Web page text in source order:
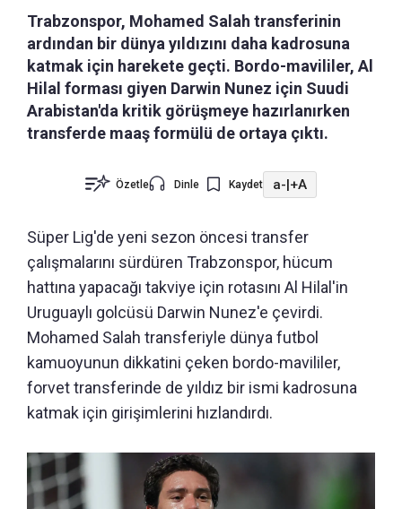
Trabzonspor, Mohamed Salah transferinin
ardından bir dünya yıldızını daha kadrosuna
katmak için harekete geçti. Bordo-mavililer, Al
Hilal forması giyen Darwin Nunez için Suudi
Arabistan'da kritik görüşmeye hazırlanırken
transferde maaş formülü de ortaya çıktı.
Özetle Dinle Kaydet a-|+A
Süper Lig'de yeni sezon öncesi transfer
çalışmalarını sürdüren Trabzonspor, hücum
hattına yapacağı takviye için rotasını Al Hilal'in
Uruguaylı golcüsü Darwin Nunez'e çevirdi.
Mohamed Salah transferiyle dünya futbol
kamuoyunun dikkatini çeken bordo-mavililer,
forvet transferinde de yıldız bir ismi kadrosuna
katmak için girişimlerini hızlandırdı.